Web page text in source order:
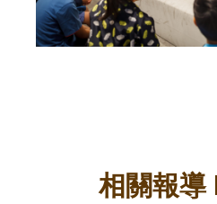
相關報導